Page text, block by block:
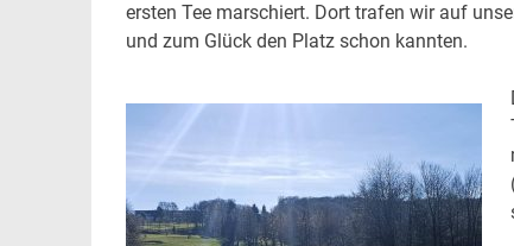
ersten Tee marschiert. Dort trafen wir auf
und zum Glück den Platz schon kannten.